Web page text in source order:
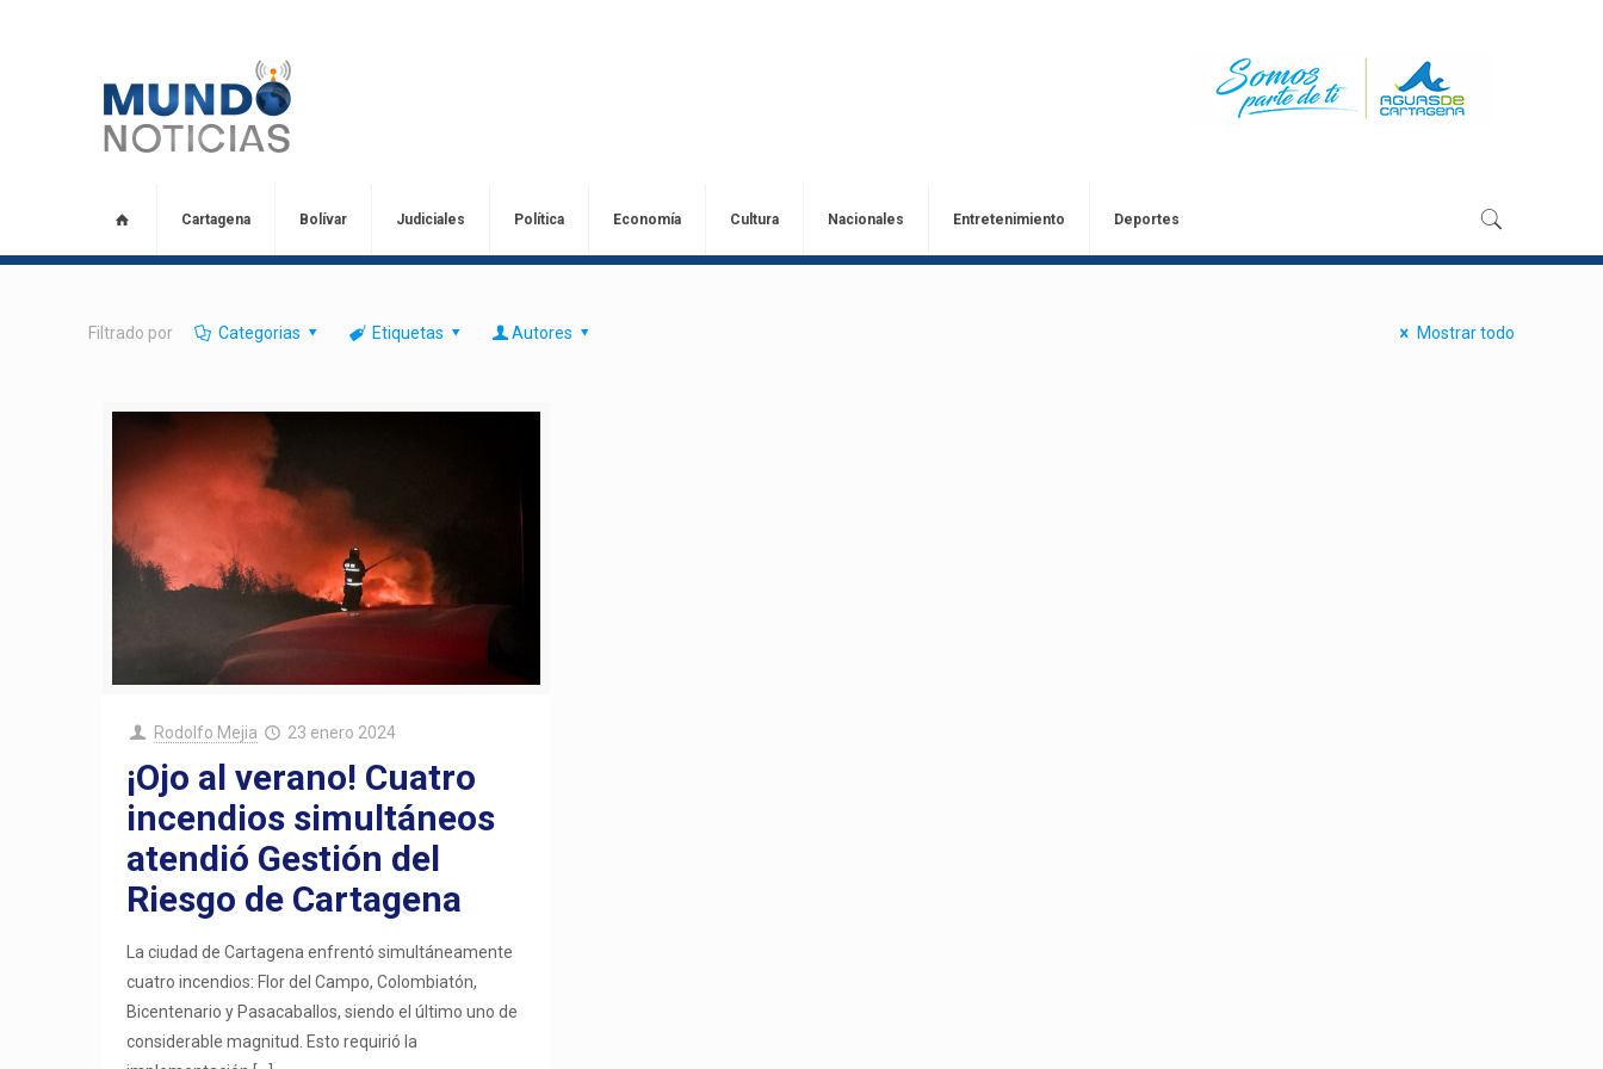
Cartagena Bolívar Judiciales Política Economía Cultura Nacionales Entretenimiento Deportes
Filtrado por Categorias Etiquetas Autores Mostrar todo
Rodolfo Mejia 23 enero 2024
¡Ojo al verano! Cuatro
incendios simultáneos
atendió Gestión del
Riesgo de Cartagena
La ciudad de Cartagena enfrentó simultáneamente
cuatro incendios: Flor del Campo, Colombiatón,
Bicentenario y Pasacaballos, siendo el último uno de
considerable magnitud. Esto requirió la